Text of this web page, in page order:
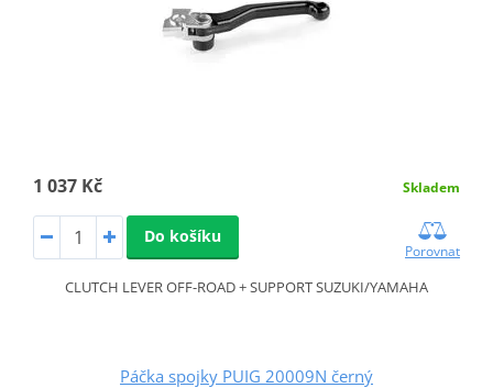
1 037 Kč Skladem
Do košíku
Porovnat
CLUTCH LEVER OFF-ROAD + SUPPORT SUZUKI/YAMAHA
Páčka spojky PUIG 20009N černý